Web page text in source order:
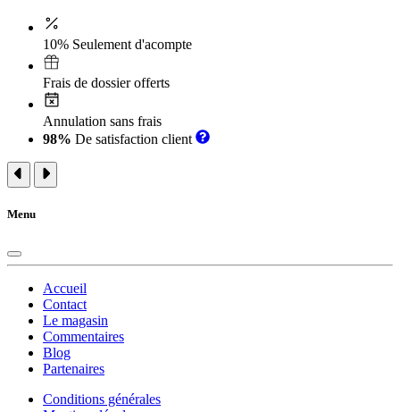
10% Seulement d'acompte
Frais de dossier offerts
Annulation sans frais
98% De satisfaction client
Menu
Accueil
Contact
Le magasin
Commentaires
Blog
Partenaires
Conditions générales